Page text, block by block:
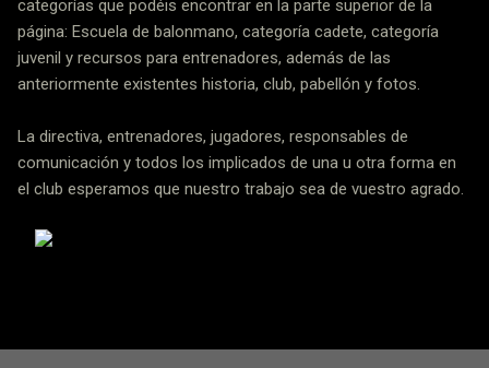
categorías que podéis encontrar en la parte superior de la
página: Escuela de balonmano, categoría cadete, categoría
juvenil y recursos para entrenadores, además de las
anteriormente existentes historia, club, pabellón y fotos.
La directiva, entrenadores, jugadores, responsables de
comunicación y todos los implicados de una u otra forma en
el club esperamos que nuestro trabajo sea de vuestro agrado.